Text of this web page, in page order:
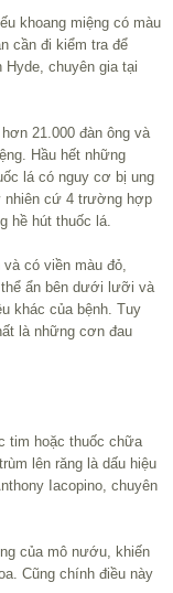
khoang miệng có màu
cần đi kiểm tra để
Hyde, chuyên gia tại
21.000 đàn ông và
Hầu hết những
lá có nguy cơ bị ung
nhiên cứ 4 trường hợp
hề hút thuốc lá.
có viền màu đỏ,
ẩn bên dưới lưỡi và
khác của bệnh. Tuy
là những cơn đau
tim hoặc thuốc chữa
lên răng là dấu hiệu
Iacopino, chuyên
của mô nướu, khiến
Cũng chính điều này